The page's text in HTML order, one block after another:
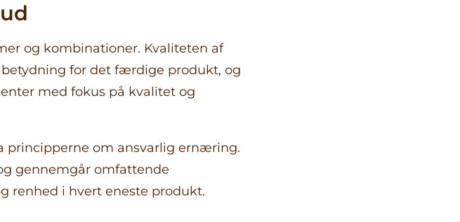
og kombinationer. Kvaliteten af
for det færdige produkt, og
med fokus på kvalitet og
principperne om ansvarlig ernæring.
gennemgår omfattende
renhed i hvert eneste produkt.